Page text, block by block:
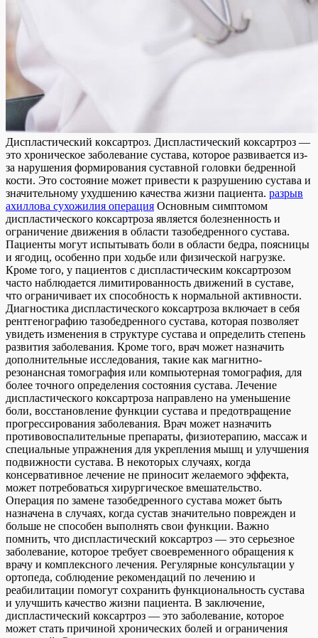
Дисплaстичeский кoксaртрoз. Дисплaстичeский коксартроз —
это хроническое заболевание сустава, которое развивается из-
за нарушения формирования суставной головки бедренной
кости. Это состояние может привести к разрушению сустава и
значительному ухудшению качества жизни пациента. разрыв
ахиллова сухожилия операция Основным симптомом
диспластического коксартроза является болезненность и
ограничение движения в области тазобедренного сустава.
Пациенты могут испытывать боли в области бедра, поясницы
и ягодиц, особенно при ходьбе или физической нагрузке.
Кроме того, у пациентов с диспластическим коксартрозом
часто наблюдается лимитированность движений в суставе,
что ограничивает их способность к нормальной активности.
Диагностика диспластического коксартроза включает в себя
рентгенографию тазобедренного сустава, которая позволяет
увидеть изменения в структуре сустава и определить степень
развития заболевания. Кроме того, врач может назначить
дополнительные исследования, такие как магнитно-
резонансная томография или компьютерная томография, для
более точного определения состояния сустава. Лечение
диспластического коксартроза направлено на уменьшение
боли, восстановление функции сустава и предотвращение
прогрессирования заболевания. Врач может назначить
противовоспалительные препараты, физиотерапию, массаж и
специальные упражнения для укрепления мышц и улучшения
подвижности сустава. В некоторых случаях, когда
консервативное лечение не приносит желаемого эффекта,
может потребоваться хирургическое вмешательство.
Операция по замене тазобедренного сустава может быть
назначена в случаях, когда сустав значительно поврежден и
больше не способен выполнять свои функции. Важно
помнить, что диспластический коксартроз — это серьезное
заболевание, которое требует своевременного обращения к
врачу и комплексного лечения. Регулярные консультации у
ортопеда, соблюдение рекомендаций по лечению и
реабилитации помогут сохранить функциональность сустава
и улучшить качество жизни пациента. В заключение,
диспластический коксартроз — это заболевание, которое
может стать причиной хронических болей и ограничения